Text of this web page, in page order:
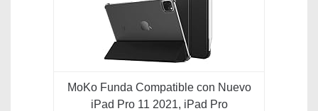
MoKo Funda Compatible con Nuevo
iPad Pro 11 2021, iPad Pro